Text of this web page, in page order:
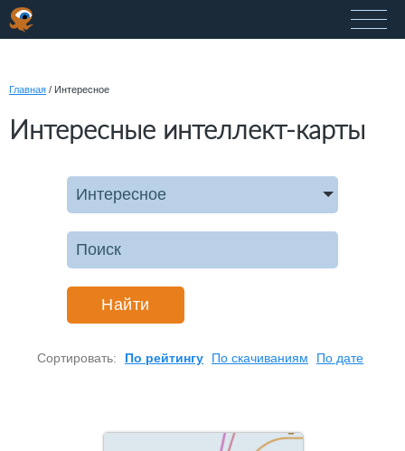
Главная / Интересное
Интересные интеллект-карты
Интересное
Найти
Сортировать: По рейтингу По скачиваниям По дате